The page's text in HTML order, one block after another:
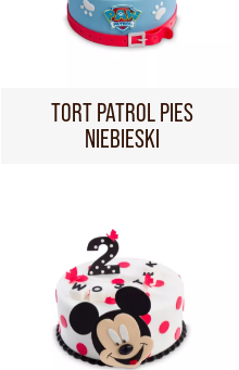
TORT PATROL PIES
NIEBIESKI